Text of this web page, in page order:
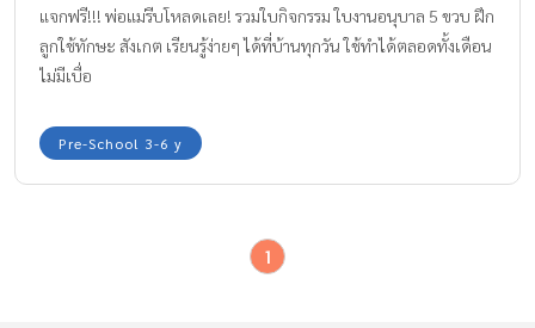
แจกฟรี!!! พ่อแม่รีบโหลดเลย! รวมใบกิจกรรม ใบงานอนุบาล 5 ขวบ ฝึก
ลูกใช้ทักษะ สังเกต เรียนรู้ง่ายๆ ได้ที่บ้านทุกวัน ใช้ทำได้ตลอดทั้งเดือน
ไม่มีเบื่อ
Pre-School 3-6 y
1